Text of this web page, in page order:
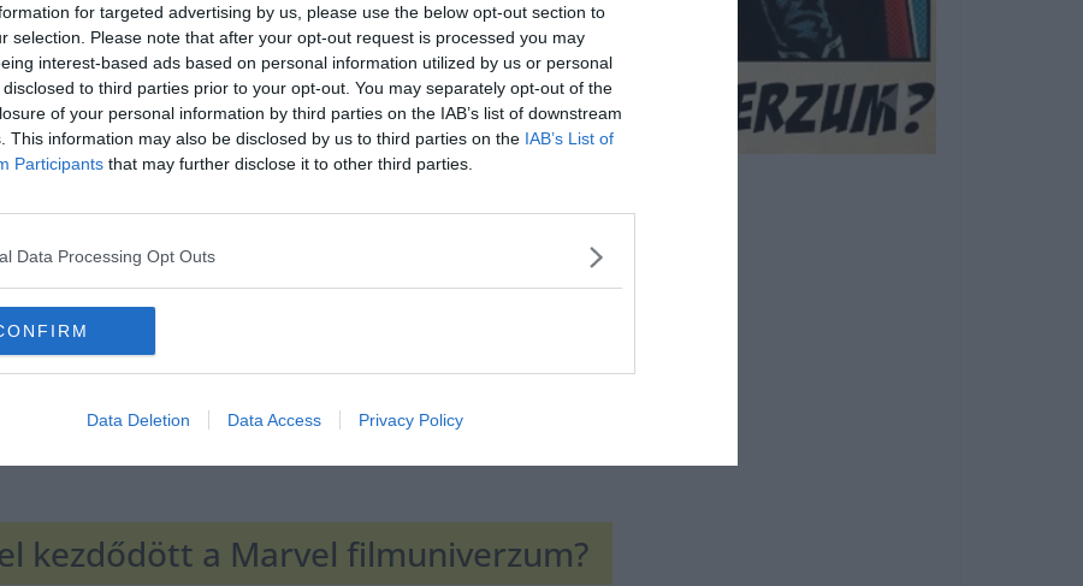
for targeted advertising by us, please use the below opt-out section to
selection. Please note that after your opt-out request is processed you may
interest-based ads based on personal information utilized by us or personal
to third parties prior to your opt-out. You may separately opt-out of the
of your personal information by third parties on the IAB’s list of downstream
This information may also be disclosed by us to third parties on the IAB’s List of
Participants that may further disclose it to other third parties.
Data Processing Opt Outs
Data Deletion Data Access Privacy Policy
Hirdetés
kezdődött a Marvel filmuniverzum?